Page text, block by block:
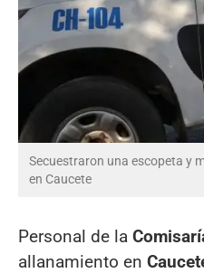
Secuestraron una escopeta y
en Caucete
Personal de la
allanamiento en